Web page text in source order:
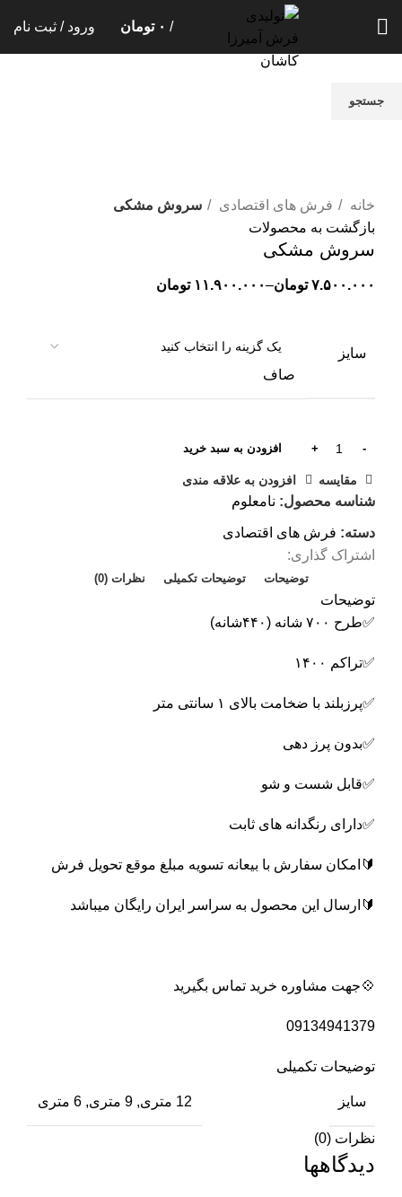
/ ۰ تومان ورود / ثبت نام
خانه
فرش های اقتصادی
سروش مشکی
بازگشت به محصولات
سروش مشکی
۷.۵۰۰.۰۰۰ تومان–۱۱.۹۰۰.۰۰۰ تومان
سایز
صاف
افزودن به سبد خرید
مقایسه افزودن به علاقه مندی
شناسه محصول: نامعلوم
دسته: فرش های اقتصادی
اشتراک گذاری:
توضیحات توضیحات تکمیلی نظرات (0)
توضیحات
✅️طرح ۷۰۰ شانه (۴۴۰شانه)
✅️تراکم ۱۴۰۰
✅️پرزبلند با ضخامت بالای ۱ سانتی متر
✅️بدون پرز دهی
✅️قابل شست و شو
✅️دارای رنگدانه های ثابت
🔰امکان سفارش با بیعانه تسویه مبلغ موقع تحویل فرش
🔰ارسال این محصول به سراسر ایران رایگان میباشد
💠جهت مشاوره خرید تماس بگیرید
09134941379
توضیحات تکمیلی
سایز 12 متری, 9 متری, 6 متری
نظرات (0)
دیدگاهها
جستجو